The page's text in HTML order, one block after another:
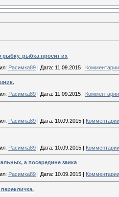
рыбку. рыбка просит их
Расимка89 | Дата: 11.09.2015 |
Расимка89 Дата: 11.09.2015
Расимка89 | Дата: 10.09.2015 |
Расимка89 | Дата: 10.09.2015 |
а посередине заика
Расимка89 Дата: 10.09.2015